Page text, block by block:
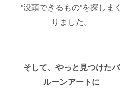
”没頭できるもの”を探しまく
りました。
そして、やっと見つけたバ
ルーンアートに